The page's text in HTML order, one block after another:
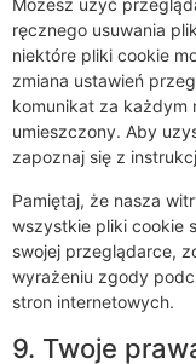
Możesz użyć
ręcznego usuwania
niektóre pliki cookie
zmiana ustawień
komunikat za każdym
umieszczony. Aby
zapoznaj się z
Pamiętaj, że nasza
wszystkie pliki cookie
swojej przeglądarce,
wyrażeniu zgody
stron internetowych.
9. Twoje